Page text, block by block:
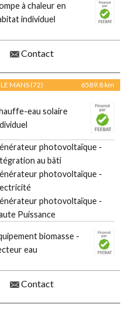
à chaleur en
individuel
Contact
MANS (72) 6589.8 km
eau solaire
photovoltaïque -
au bâti
photovoltaïque -
photovoltaïque -
Puissance
biomasse -
eau
Contact